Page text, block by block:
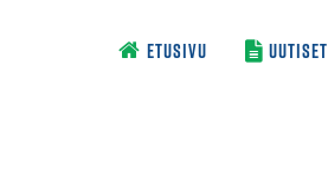
ETUSIVU UUTISET